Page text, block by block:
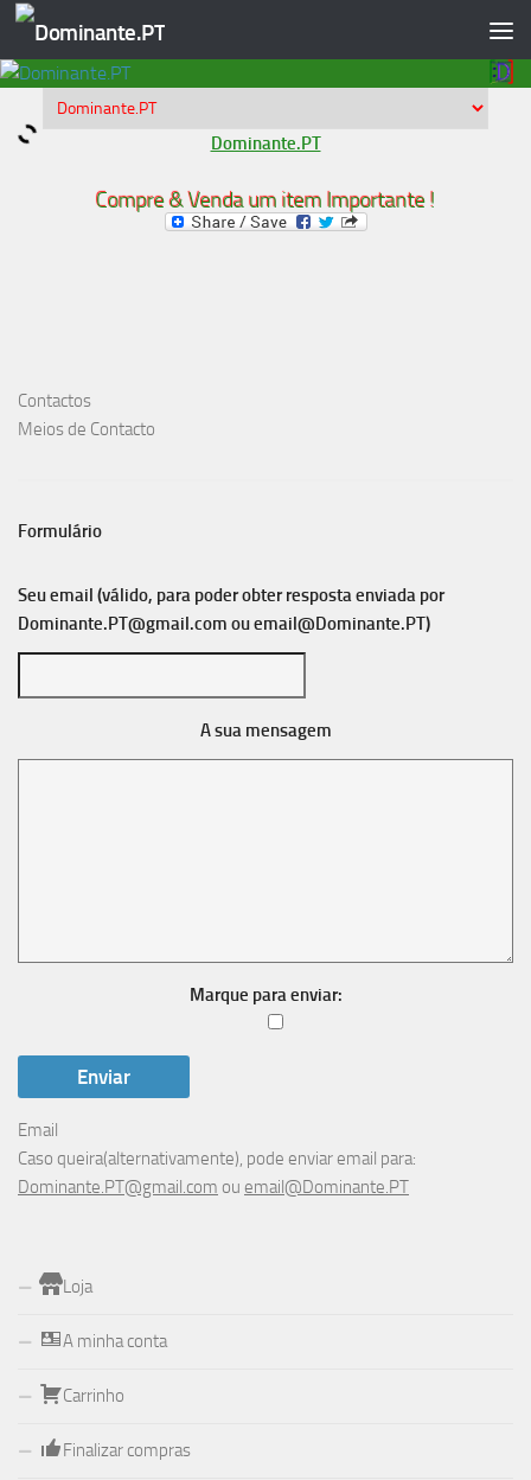
Skip to content
Dominante.PT
Compre & Venda um item Importante !
Contactos
Meios de Contacto
Formulário
Seu email (válido, para poder obter resposta enviada por
Dominante.PT@gmail.com ouemail@Dominante.PT)
A sua mensagem
Marque para enviar:
Email
Caso queira(alternativamente), pode enviar email para:
Dominante.PT@gmail.com ou email@Dominante.PT
Loja
A minha conta
Carrinho
Finalizar compras